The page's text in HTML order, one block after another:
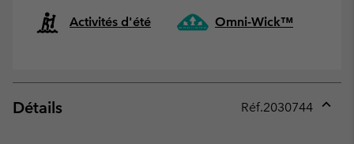
Activités d'été Omni-Wick™
Détails Réf.2030744